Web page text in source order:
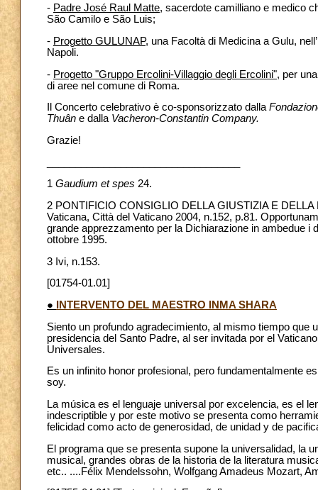
- Padre José Raul Matte, sacerdote camilliano e medico
São Camilo e São Luis;
- Progetto GULUNAP, una Facoltà di Medicina a Gulu,
Napoli.
- Progetto "Gruppo Ercolini-Villaggio degli Ercolini", per
di aree nel comune di Roma.
Il Concerto celebrativo è co-sponsorizzato dalla
Thuân e dalla Vacheron-Constantin Company.
Grazie!
1 Gaudium et spes 24.
2 PONTIFICIO CONSIGLIO DELLA GIUSTIZIA E
Vaticana, Città del Vaticano 2004, n.152, p.81.
grande apprezzamento per la Dichiarazione in ambedue i
ottobre 1995.
3 Ivi, n.153.
[01754-01.01]
●
INTERVENTO DEL MAESTRO INMA SHARA
Siento un profundo agradecimiento, al mismo tiempo que
presidencia del Santo Padre, al ser invitada por el
Universales.
Es un infinito honor profesional, pero fundamentalmente
soy.
La música es el lenguaje universal por excelencia, es el
indescriptible y por este motivo se presenta como
felicidad como acto de generosidad, de unidad y de
El programa que se presenta supone la universalidad, la
musical, grandes obras de la historia de la literatura
etc.. ....Félix Mendelssohn, Wolfgang Amadeus Mozart,